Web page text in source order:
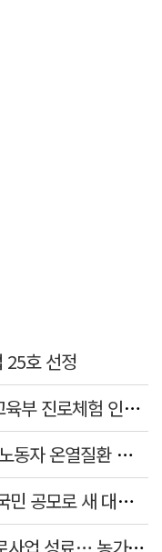
25호 선정
경북과학대 전통문화체험학교…교육부 진로체험 인증기관 선정
안전보건공단 경북지역본부, 이동노동자 온열질환 예방 캠페인
상주 세계모자축제 사라진다…전국민 공모로 새 대표축제 발굴 나서